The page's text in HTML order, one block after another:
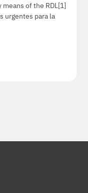
of the RDL[1]
urgentes para la